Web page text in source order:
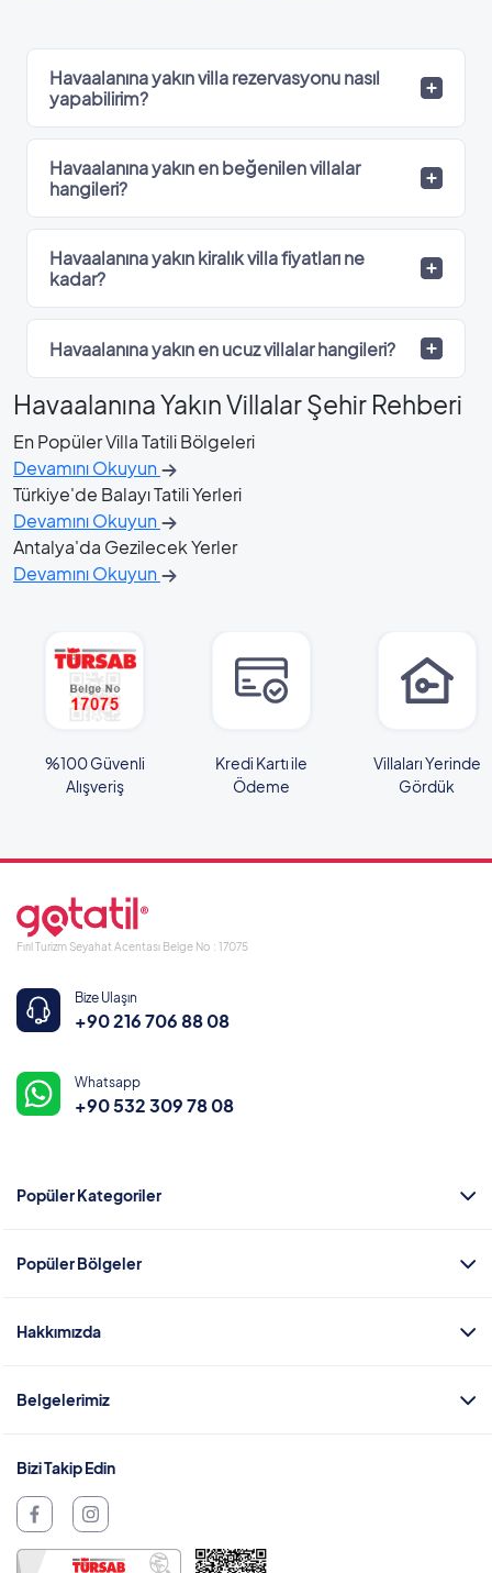
Havaalanına yakın villa rezervasyonu nasıl
yapabilirim?
Havaalanına yakın en beğenilen villalar
hangileri?
Havaalanına yakın kiralık villa fiyatları ne
kadar?
Havaalanına yakın en ucuz villalar hangileri?
Havaalanına Yakın VillalarŞehir Rehberi
En Popüler Villa Tatili Bölgeleri
Devamını Okuyun
Türkiye'de Balayı Tatili Yerleri
Devamını Okuyun
Antalya'da Gezilecek Yerler
Devamını Okuyun
%100 Güvenli
Alışveriş
Kredi Kartı ile
Ödeme
Villaları Yerinde
Gördük
Fırıl Turizm Seyahat Acentası Belge No : 17075
Bize Ulaşın
+90 216 706 88 08
Whatsapp
+90 532 309 78 08
Popüler Kategoriler
Popüler Bölgeler
Hakkımızda
Belgelerimiz
Bizi Takip Edin